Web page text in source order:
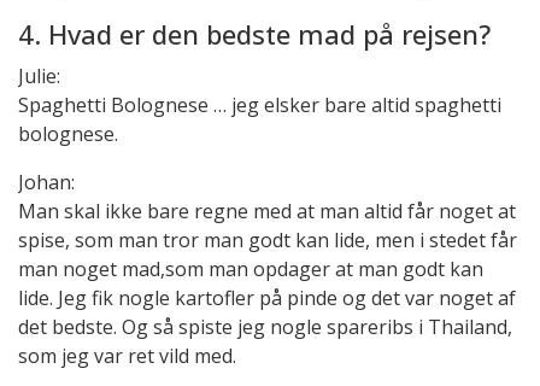
4. Hvad er den bedste mad på rejsen?
Julie:
Spaghetti Bolognese … jeg elsker bare altid spaghetti
bolognese.
Johan:
Man skal ikke bare regne med at man altid får noget at
spise, som man tror man godt kan lide, men i stedet får
man noget mad,som man opdager at man godt kan
lide. Jeg fik nogle kartofler på pinde og det var noget af
det bedste. Og så spiste jeg nogle spareribs i Thailand,
som jeg var ret vild med.